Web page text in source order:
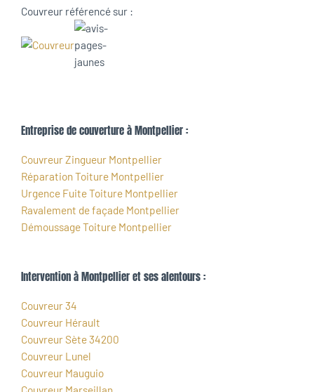
Couvreur référencé sur :
Entreprise de couverture à Montpellier :
Couvreur Zingueur Montpellier
Réparation Toiture Montpellier
Urgence Fuite Toiture Montpellier
Ravalement de façade Montpellier
Démoussage Toiture Montpellier
Intervention à Montpellier et ses alentours :
Couvreur 34
Couvreur Hérault
Couvreur Sète 34200
Couvreur Lunel
Couvreur Mauguio